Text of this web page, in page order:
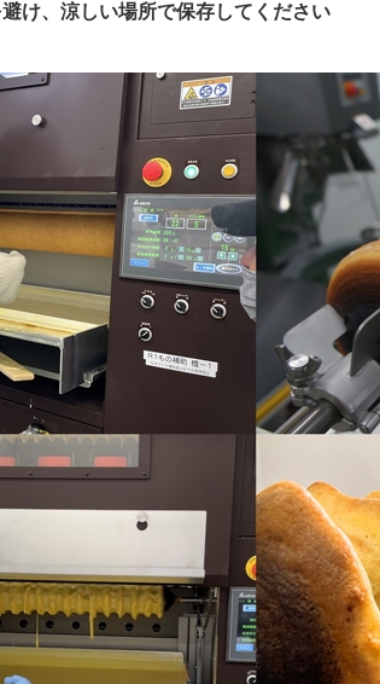
け、涼しい場所で保存してください